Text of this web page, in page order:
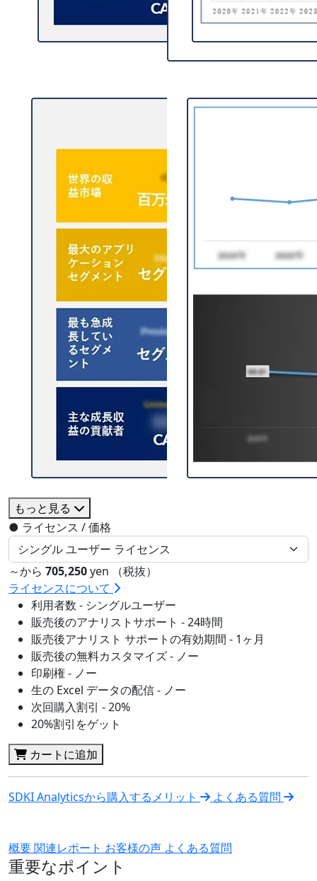
もっと見る
● ライセンス / 価格
～から 705,250yen （税抜）
ライセンスについて
利用者数 - シングルユーザー
販売後のアナリストサポート - 24時間
販売後アナリスト サポートの有効期間 - 1ヶ月
販売後の無料カスタマイズ - ノー
印刷権 - ノー
生の Excel データの配信 - ノー
次回購入割引 - 20%
20%割引をゲット
カートに追加
SDKI Analyticsから購入するメリット よくある質問
概要関連レポート お客様の声 よくある質問
重要なポイント